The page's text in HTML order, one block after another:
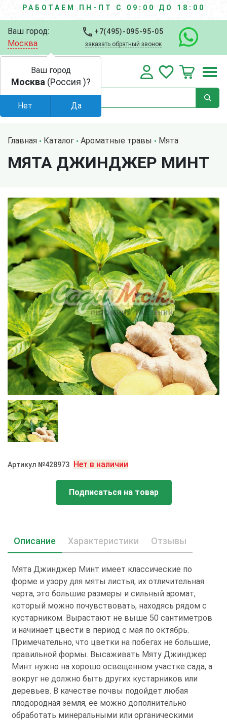
РАБОТАЕМ ПН-ПТ С 09:00 ДО 18:00
Ваш город:
Москва
+7(495)-095-95-05
заказать обратный звонок
Главная Каталог Ароматные травы Мята
МЯТА ДЖИНДЖЕР МИНТ
Артикул №428973 Нет в наличии
Подписаться на товар
Описание Характеристики Отзывы
Мята Джинджер Минт имеет классические по
форме и узору для мяты листья, их отличительная
черта, это большие размеры и сильный аромат,
который можно почувствовать, находясь рядом с
кустарником. Вырастают не выше 50 сантиметров
и начинает цвести в период с мая по октябрь.
Примечательно, что цветки на побегах не большие,
правильной формы. Высаживать Мяту Джинджер
Минт нужно на хорошо освещенном участке сада, а
вокруг не должно быть других кустарников или
деревьев. В качестве почвы подойдет любая
плодородная земля, ее можно дополнительно
обработать минеральными или органическими
Ваш город
Москва (Россия )?
Нет Да